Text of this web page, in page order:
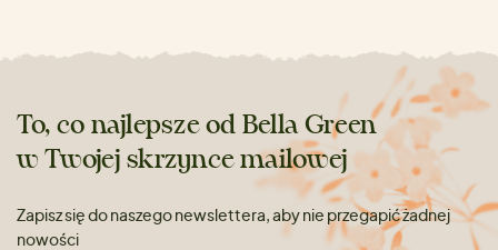
To, co najlepsze od Bella Green
w Twojej skrzynce mailowej
Zapisz się do naszego newslettera, aby nie przegapić żadnej
nowości